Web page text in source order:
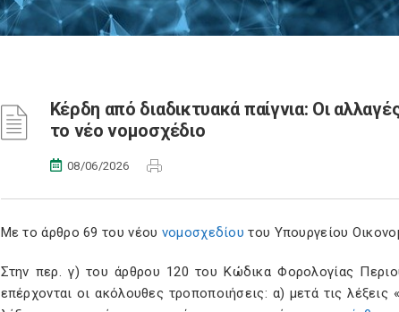
Κέρδη από διαδικτυακά παίγνια: Οι
το νέο νομοσχέδιο
08/06/2026
Με το άρθρο 69 του νέου νομοσχεδίουτου Υπουργείου
Στην περ. γ) του άρθρου 120 του Κώδικα Φορολογίας
επέρχονται οι ακόλουθες τροποποιήσεις: α) μετά τις